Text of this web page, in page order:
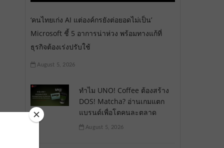
‘คนไทยเก่ง AI แต่องค์กรยังต่อยอดไม่เป็น’
Microsoft ชี้ 5 อาการน่าห่วง พร้อมทางแก้ที่
ธุรกิจต้องเร่งปรับใช้
August 5, 2026
ทำไม UNO! Coffee ต้องสร้าง
DOS! Matcha? อ่านเกมแตก
แบรนด์เพื่อโตคนละตลาด
August 5, 2026